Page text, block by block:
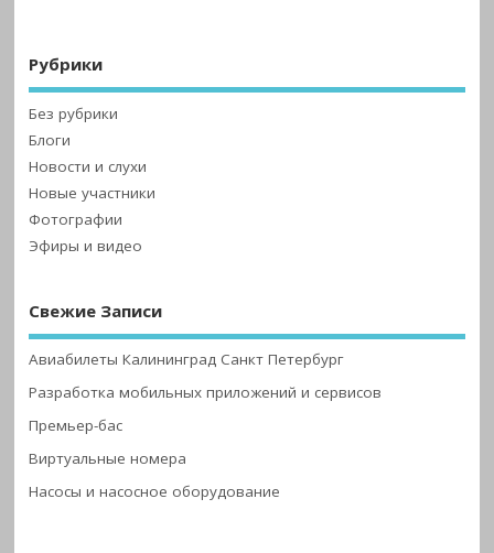
Рубрики
Без рубрики
Блоги
Новости и слухи
Новые участники
Фотографии
Эфиры и видео
Свежие Записи
Авиабилеты Калининград Санкт Петербург
Разработка мобильных приложений и сервисов
Премьер-бас
Виртуальные номера
Насосы и насосное оборудование